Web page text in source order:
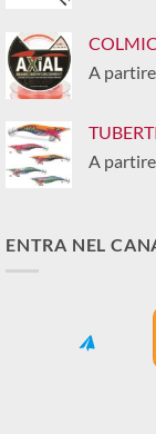
A
A
ENTRA NEL